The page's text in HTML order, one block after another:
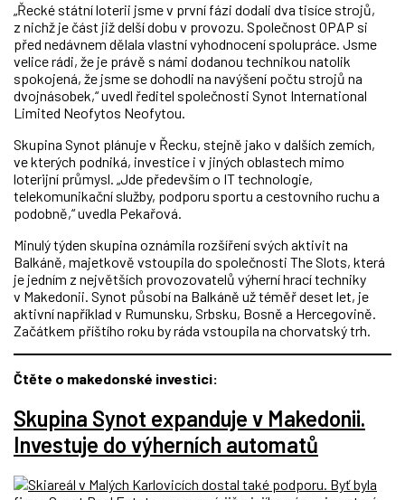
„Řecké státní loterii jsme v první fázi dodali dva tisíce strojů,
z nichž je část již delší dobu v provozu. Společnost OPAP si
před nedávnem dělala vlastní vyhodnocení spolupráce. Jsme
velice rádi, že je právě s námi dodanou technikou natolik
spokojená, že jsme se dohodli na navýšení počtu strojů na
dvojnásobek,“ uvedl ředitel společnosti Synot International
Limited Neofytos Neofytou.
Skupina Synot plánuje v Řecku, stejně jako v dalších zemích,
ve kterých podniká, investice i v jiných oblastech mimo
loterijní průmysl. „Jde především o IT technologie,
telekomunikační služby, podporu sportu a cestovního ruchu a
podobně,“ uvedla Pekařová.
Minulý týden skupina oznámila rozšíření svých aktivit na
Balkáně, majetkově vstoupila do společnosti The Slots, která
je jedním z největších provozovatelů výherní hrací techniky
v Makedonii. Synot působí na Balkáně už téměř deset let, je
aktivní například v Rumunsku, Srbsku, Bosně a Hercegovině.
Začátkem příštího roku by ráda vstoupila na chorvatský trh.
Čtěte o makedonské investici:
Skupina Synot expanduje v Makedonii.
Investuje do výherních automatů